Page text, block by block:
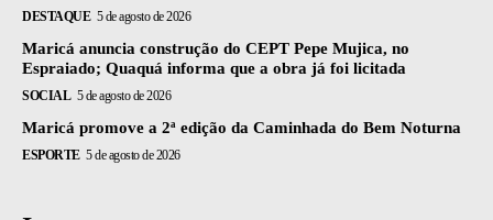
DESTAQUE 5 de agosto de 2026
Maricá anuncia construção do CEPT Pepe Mujica, no
Espraiado; Quaquá informa que a obra já foi licitada
SOCIAL 5 de agosto de 2026
Maricá promove a 2ª edição da Caminhada do Bem Noturna
ESPORTE 5 de agosto de 2026